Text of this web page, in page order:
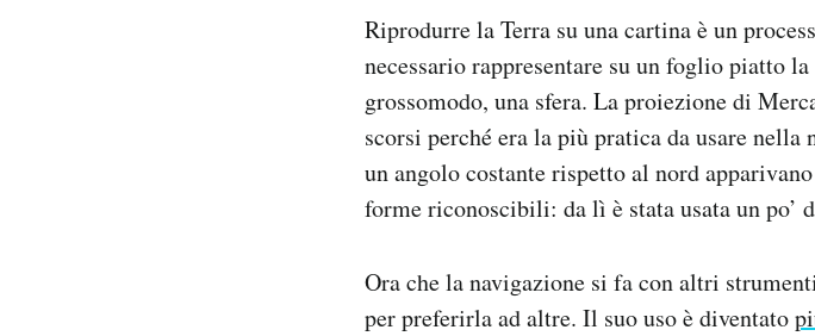
Riprodurre la Terra su una cartina è un
necessario rappresentare su un foglio piatto
grossomodo, una sfera. La proiezione di
scorsi perché era la più pratica da usare
un angolo costante rispetto al nord
forme riconoscibili: da lì è stata usata un po’
Ora che la navigazione si fa con altri
per preferirla ad altre. Il suo uso è diventato